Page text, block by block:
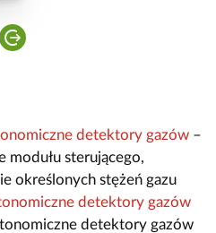
detektory gazów –
modułu sterującego,
określonych stężeń gazu
detektory gazów
detektory gazów